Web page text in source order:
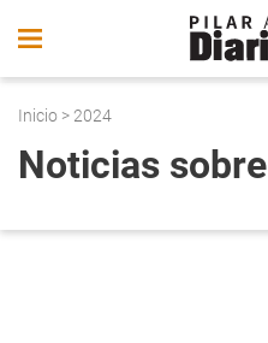
Inicio > 2024
Noticias sobre